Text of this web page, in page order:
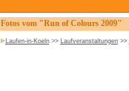
Fotos vom "Run of Colours 2009"
Laufen-in-Koeln>> Laufveranstaltungen>>